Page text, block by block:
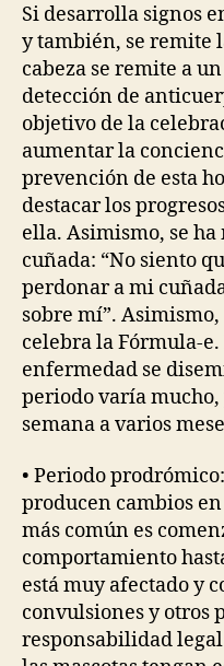
Si desarrolla signos
y también, se remite
cabeza se remite a
detección de
objetivo de la
aumentar la
prevención de esta
destacar los
ella. Asimismo, se
cuñada: “No siento
perdonar a mi
sobre mí”.
celebra la Fórmula-
enfermedad se
periodo varía
semana a varios
• Periodo
producen cambios
más común es
comportamiento
está muy afectado y
convulsiones y otros
responsabilidad